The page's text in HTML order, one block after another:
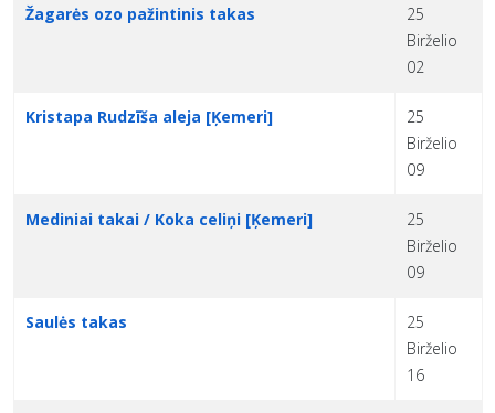
Žagarės ozo pažintinis takas
25
Birželio
02
Kristapa Rudzīša aleja [Ķemeri]
25
Birželio
09
Mediniai takai / Koka celiņi [Ķemeri]
25
Birželio
09
Saulės takas
25
Birželio
16